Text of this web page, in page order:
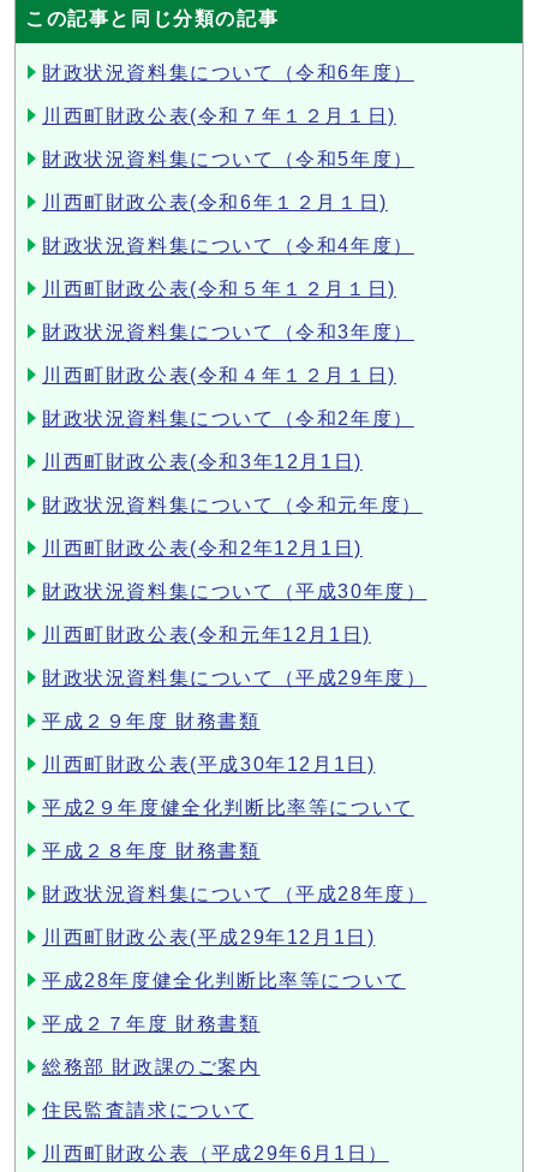
この記事と同じ分類の記事
財政状況資料集について（令和6年度）
川西町財政公表(令和７年１２月１日)
財政状況資料集について（令和5年度）
川西町財政公表(令和6年１２月１日)
財政状況資料集について（令和4年度）
川西町財政公表(令和５年１２月１日)
財政状況資料集について（令和3年度）
川西町財政公表(令和４年１２月１日)
財政状況資料集について（令和2年度）
川西町財政公表(令和3年12月1日)
財政状況資料集について（令和元年度）
川西町財政公表(令和2年12月1日)
財政状況資料集について（平成30年度）
川西町財政公表(令和元年12月1日)
財政状況資料集について（平成29年度）
平成２９年度 財務書類
川西町財政公表(平成30年12月1日)
平成2９年度健全化判断比率等について
平成２８年度 財務書類
財政状況資料集について（平成28年度）
川西町財政公表(平成29年12月1日)
平成28年度健全化判断比率等について
平成２７年度 財務書類
総務部 財政課のご案内
住民監査請求について
川西町財政公表（平成29年6月1日）